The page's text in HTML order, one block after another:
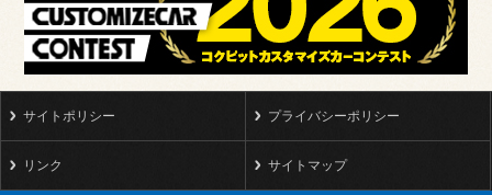
サイトポリシー プライバシーポリシー
リンク サイトマップ